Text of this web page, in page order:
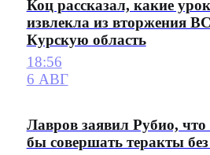
Коц рассказал, какие
извлекла из вторжения
Курскую область
18:56
6 АВГ
Лавров заявил Рубио, что
бы совершать теракты